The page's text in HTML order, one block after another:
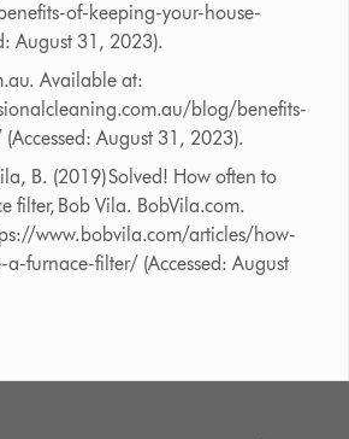
of-keeping-your-house-
August 31, 2023).
Available at:
blog/benefits-
August 31, 2023).
B. (2019) Solved! How often to
filter, Bob Vila. BobVila.com.
www.bobvila.com/articles/how-
furnace-filter/ (Accessed: August